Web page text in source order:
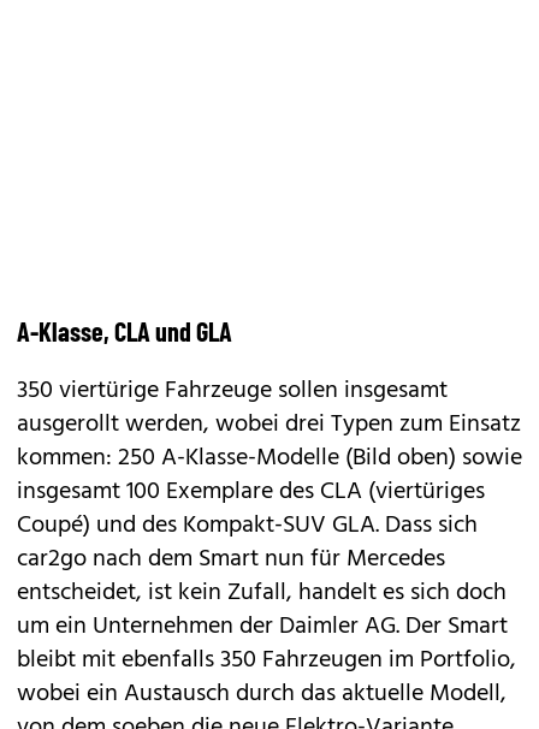
A-Klasse, CLA und GLA
350 viertürige Fahrzeuge sollen insgesamt
ausgerollt werden, wobei drei Typen zum Einsatz
kommen: 250A-Klasse-Modelle (Bild oben) sowie
insgesamt 100 Exemplare desCLA(viertüriges
Coupé) und des Kompakt-SUV GLA. Dass sich
car2go nach dem Smart nun für Mercedes
entscheidet, ist kein Zufall, handelt es sich doch
um ein Unternehmen der Daimler AG. Der Smart
bleibt mit ebenfalls 350 Fahrzeugen im Portfolio,
wobei ein Austausch durch das aktuelle Modell,